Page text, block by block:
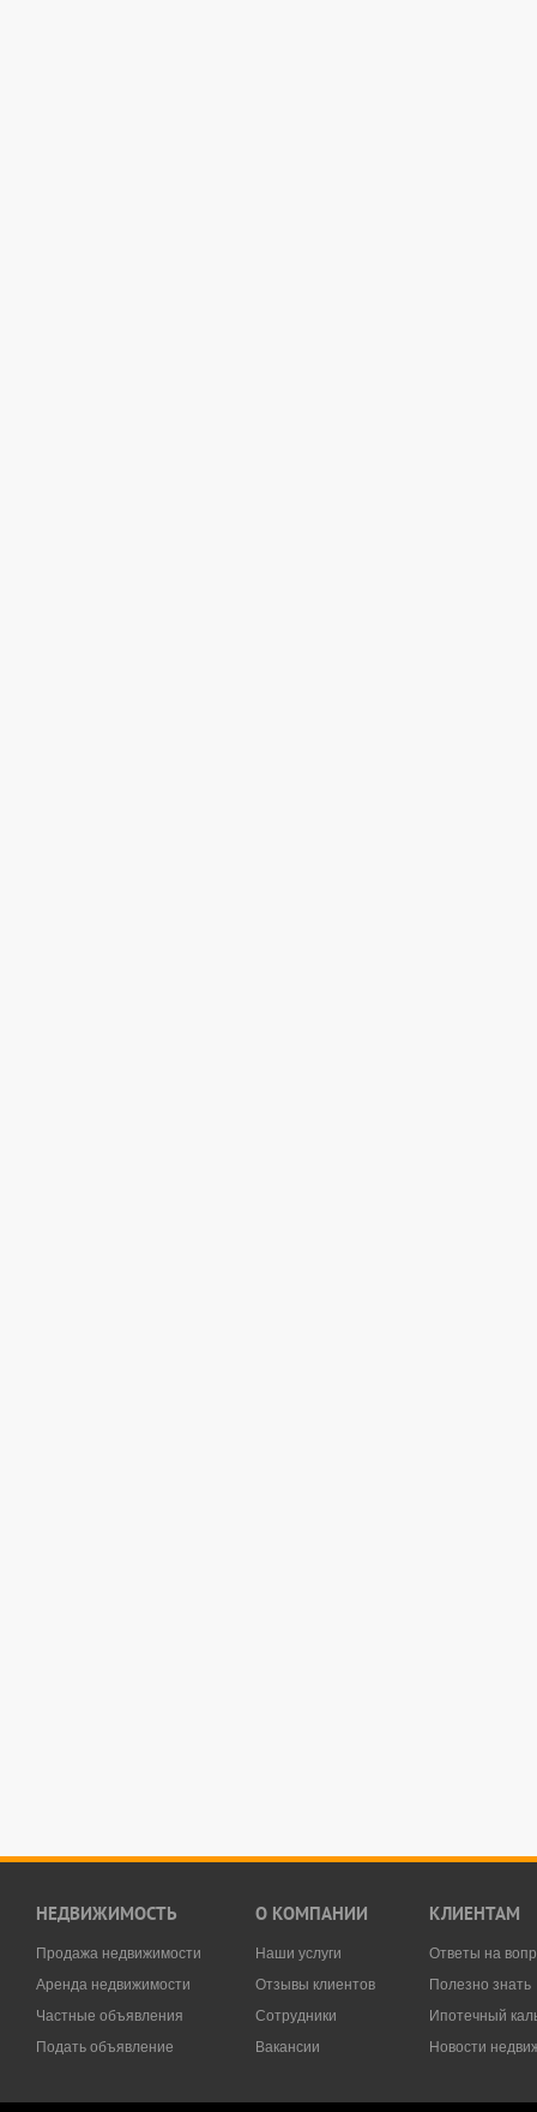
НЕДВИЖИМОСТЬ
Продажа недвижимости
Аренда недвижимости
Частные объявления
Подать объявление
О КОМПАНИИ
Наши услуги
Отзывы клиентов
Сотрудники
Вакансии
КЛИЕНТАМ
Ответы на
Полезно знать
Ипотечный
Новости